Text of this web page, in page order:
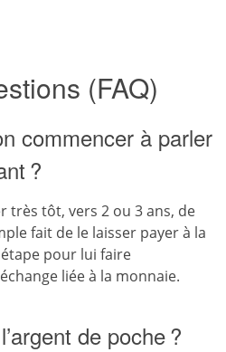
(FAQ)
commencer à parler
?
très tôt, vers 2 ou 3 ans, de
fait de le laisser payer à la
pour lui faire
liée à la monnaie.
de poche ?